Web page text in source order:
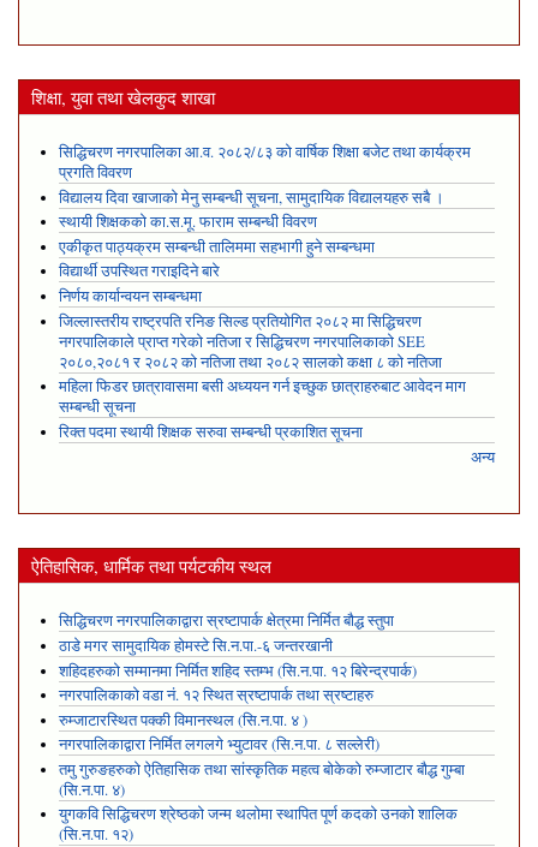
शिक्षा, युवा तथा खेलकुद शाखा
सिद्धिचरण नगरपालिका आ.व. २०८२/८३ को वार्षिक शिक्षा बजेट तथा कार्यक्रम
प्रगति विवरण
विद्यालय दिवा खाजाको मेनु सम्बन्धी सूचना, सामुदायिक विद्यालयहरु सबै ।
स्थायी शिक्षकको का.स.मू. फाराम सम्बन्धी विवरण
एकीकृत पाठ्यक्रम सम्बन्धी तालिममा सहभागी हुने सम्बन्धमा
विद्यार्थी उपस्थित गराइदिने बारे
निर्णय कार्यान्वयन सम्बन्धमा
जिल्लास्तरीय राष्ट्रपति रनिङ सिल्ड प्रतियोगित २०८२ मा सिद्धिचरण
नगरपालिकाले प्राप्त गरेकाे नतिजा र सिद्धिचरण नगरपालिकाको SEE
२०८०,२०८१ र २०८२ को नतिजा तथा २०८२ सालको कक्षा ८ को नतिजा
महिला फिडर छात्रावासमा बसी अध्ययन गर्न इच्छुक छात्राहरुबाट आवेदन माग
सम्बन्धी सूचना
रिक्त पदमा स्थायी शिक्षक सरुवा सम्बन्धी प्रकाशित सूचना
अन्य
ऐतिहासिक, धार्मिक तथा पर्यटकीय स्थल
सिद्धिचरण नगरपालिकाद्वारा स्रष्टापार्क क्षेत्रमा निर्मित बौद्ध स्तुपा
ठाडे मगर सामुदायिक होमस्टे सि.न.पा.-६ जन्तरखानी
शहिदहरुको सम्मानमा निर्मित शहिद स्तम्भ (सि.न.पा. १२ बिरेन्द्रपार्क)
नगरपालिकाको वडा नं. १२ स्थित स्रष्टापार्क तथा स्रष्टाहरु
रुम्जाटारस्थित पक्की विमानस्थल (सि.न.पा. ४ )
नगरपालिकाद्वारा निर्मित लगलगे भ्युटावर (सि.न.पा. ८ सल्लेरी)
तमु गुरुङहरुको ऐतिहासिक तथा सांस्कृतिक महत्व बोकेको रुम्जाटार बौद्ध गुम्बा
(सि.न.पा. ४)
युगकवि सिद्धिचरण श्रेष्ठको जन्म थलोमा स्थापित पूर्ण कदको उनको शालिक
(सि.न.पा. १२)